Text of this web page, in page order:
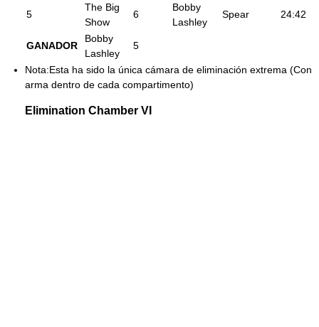
5
The Big
Show
6
Bobby
Lashley
Spear 24:42
GANADOR
Bobby
Lashley
5
Nota:Esta ha sido la única cámara de eliminación extrema (Con
arma dentro de cada compartimento)
Elimination Chamber VI